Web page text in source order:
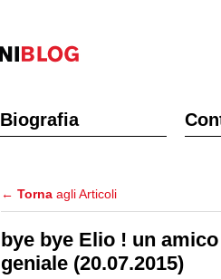
Biografia
← Torna agli Articoli
bye bye Elio ! un
geniale (20.07.2015)